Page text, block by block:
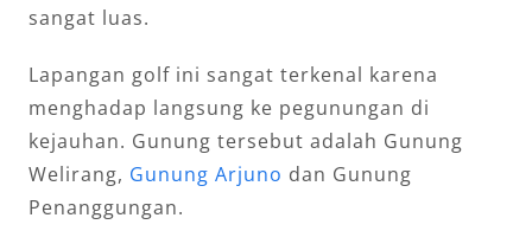
sangat luas.
Lapangan golf ini sangat terkenal karena
menghadap langsung ke pegunungan di
kejauhan. Gunung tersebut adalah Gunung
Welirang, Gunung Arjuno dan Gunung
Penanggungan.